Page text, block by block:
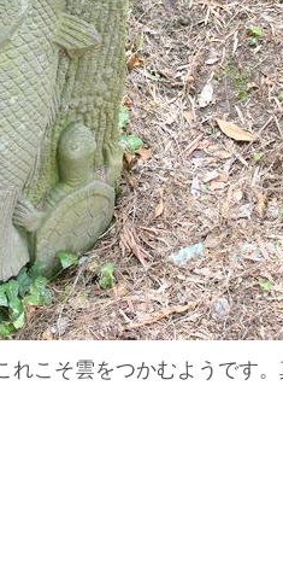
こそ雲をつかむようです